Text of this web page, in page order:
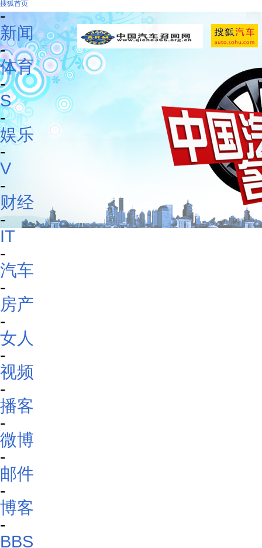
搜狐首页
-
新闻
-
体育
-
S
-
娱乐
-
V
-
财经
-
IT
-
汽车
-
房产
-
女人
-
视频
-
播客
-
微博
-
邮件
-
博客
-
BBS